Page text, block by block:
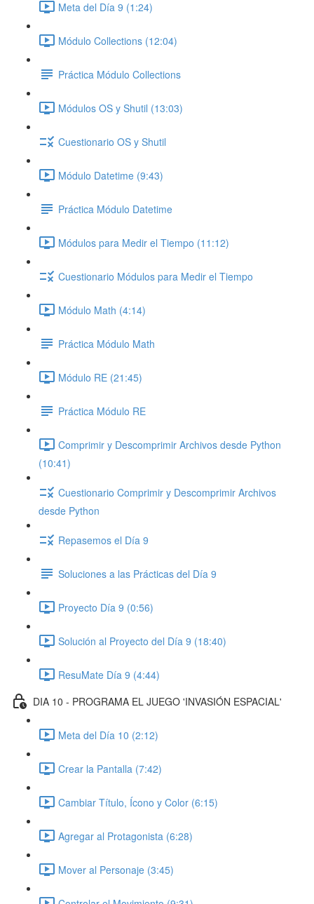
Meta del Día 9 (1:24)
Módulo Collections (12:04)
Práctica Módulo Collections
Módulos OS y Shutil (13:03)
Cuestionario OS y Shutil
Módulo Datetime (9:43)
Práctica Módulo Datetime
Módulos para Medir el Tiempo (11:12)
Cuestionario Módulos para Medir el Tiempo
Módulo Math (4:14)
Práctica Módulo Math
Módulo RE (21:45)
Práctica Módulo RE
Comprimir y Descomprimir Archivos desde Python
(10:41)
Cuestionario Comprimir y Descomprimir Archivos
desde Python
Repasemos el Día 9
Soluciones a las Prácticas del Día 9
Proyecto Día 9 (0:56)
Solución al Proyecto del Día 9 (18:40)
ResuMate Día 9 (4:44)
DIA 10 - PROGRAMA EL JUEGO 'INVASIÓN ESPACIAL'
Meta del Día 10 (2:12)
Crear la Pantalla (7:42)
Cambiar Título, Ícono y Color (6:15)
Agregar al Protagonista (6:28)
Mover al Personaje (3:45)